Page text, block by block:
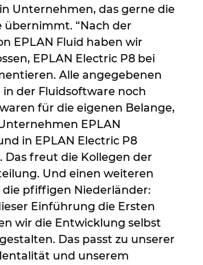
Unternehmen, das gerne die
übernimmt. “Nach der
EPLAN Fluid haben wir
EPLAN Electric P8 bei
Alle angegebenen
in der Fluidsoftware noch
für die eigenen Belange,
EPLAN
in EPLAN Electric P8
Das freut die Kollegen der
Und einen weiteren
pfiffigen Niederländer:
Einführung die Ersten
wir die Entwicklung selbst
Das passt zu unserer
und unserem